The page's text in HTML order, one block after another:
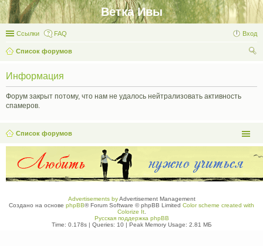
Ветка Ивы
Ссылки FAQ Вход
Список форумов
Информация
Форум закрыт потому, что нам не удалось нейтрализовать активность
спамеров.
Список форумов
Advertisements byAdvertisement Management
Создано на основе phpBB® Forum Software © phpBB Limited Color scheme created with
Colorize It.
Русская поддержка phpBB
Time: 0.178s| Queries: 10| Peak Memory Usage: 2.81 МБ